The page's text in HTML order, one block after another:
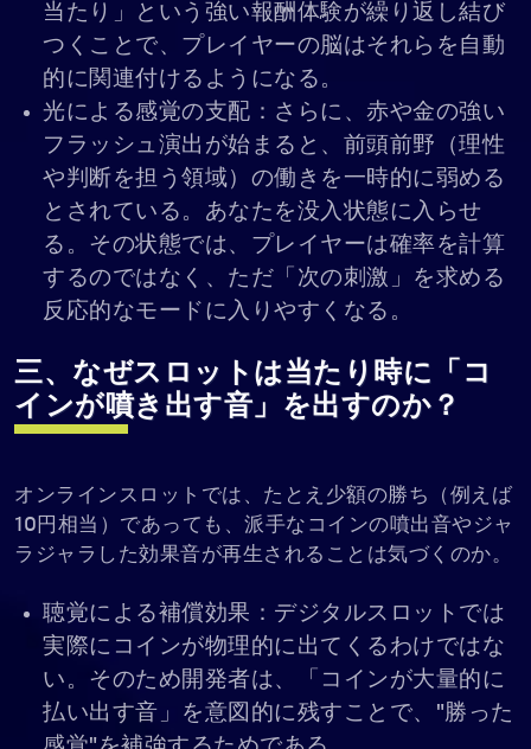
当たり」という強い報酬体験が繰り返し結び
つくことで、プレイヤーの脳はそれらを自動
的に関連付けるようになる。
光による感覚の支配：さらに、赤や金の強い
フラッシュ演出が始まると、前頭前野（理性
や判断を担う領域）の働きを一時的に弱める
とされている。あなたを没入状態に入らせ
る。その状態では、プレイヤーは確率を計算
するのではなく、ただ「次の刺激」を求める
反応的なモードに入りやすくなる。
三、なぜスロットは当たり時に「コ
インが噴き出す音」を出すのか？
オンラインスロットでは、たとえ少額の勝ち（例えば
10円相当）であっても、派手なコインの噴出音やジャ
ラジャラした効果音が再生されることは気づくのか。
聴覚による補償効果：デジタルスロットでは
実際にコインが物理的に出てくるわけではな
い。そのため開発者は、「コインが大量的に
払い出す音」を意図的に残すことで、"勝った